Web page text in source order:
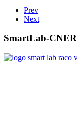
Prev
Next
SmartLab-CNER